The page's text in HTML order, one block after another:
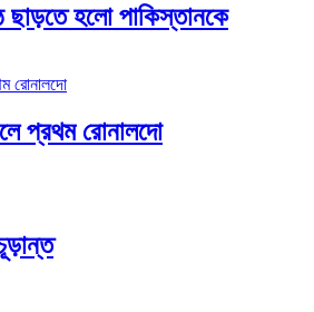
ছাড়তে হলো পাকিস্তানকে
প্রথম রোনালদো